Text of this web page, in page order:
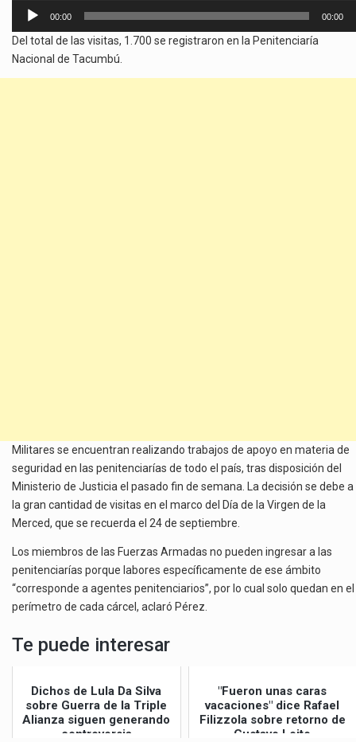
Reproductor
audio
00:00 00:00
Del total de las visitas, 1.700 se registraron en la Penitenciaría
Nacional de Tacumbú.
Militares se encuentran realizando trabajos de apoyo en materia de
seguridad en las penitenciarías de todo el país, tras disposición del
Ministerio de Justicia el pasado fin de semana. La decisión se debe a
la gran cantidad de visitas en el marco del Día de la Virgen de la
Merced, que se recuerda el 24 de septiembre.
Los miembros de las Fuerzas Armadas no pueden ingresar a las
penitenciarías porque labores específicamente de ese ámbito
“corresponde a agentes penitenciarios”, por lo cual solo quedan en el
perímetro de cada cárcel, aclaró Pérez.
Te puede interesar
Dichos de Lula Da Silva
sobre Guerra de la Triple
Alianza siguen generando
controversia
"Fueron unas caras
vacaciones" dice Rafael
Filizzola sobre retorno de
Gustavo Leite